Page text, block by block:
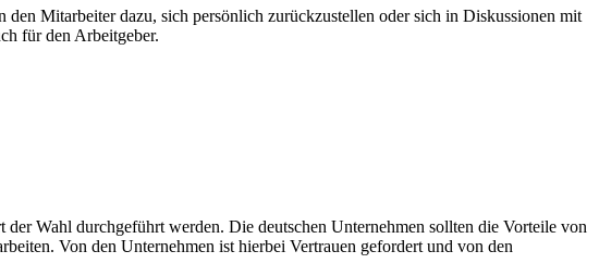
Mitarbeiter dazu, sich persönlich zurückzustellen oder sich in Diskussionen mit
für den Arbeitgeber.
Wahl durchgeführt werden. Die deutschen Unternehmen sollten die Vorteile von
Von den Unternehmen ist hierbei Vertrauen gefordert und von den